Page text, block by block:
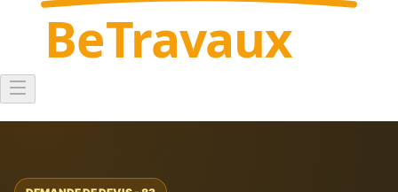
BeTravaux